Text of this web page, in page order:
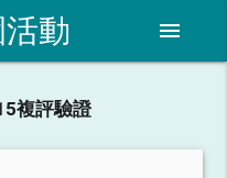
動 menu
複評驗證